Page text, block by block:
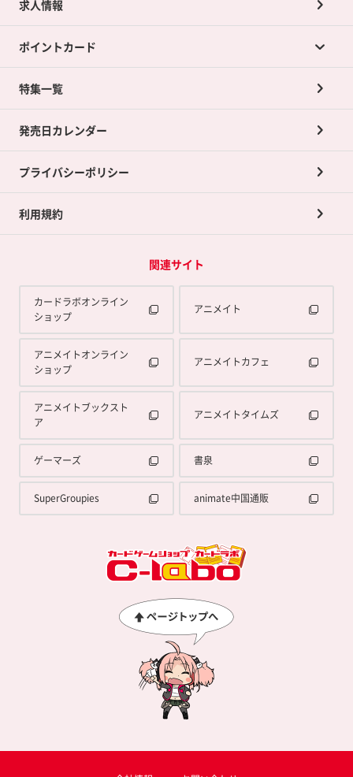
カードラボの買取サービスTOP
店舗買取について
ネット買取について
買取承諾書について
求人情報
ポイントカード
ポイントカードTOP
ポイント交換景品
特集一覧
発売日カレンダー
プライバシーポリシー
利用規約
関連サイト
カードラボオンライン
ショップ
アニメイト
アニメイトオンライン
ショップ
アニメイトカフェ
アニメイトブックスト
ア
アニメイトタイムズ
ゲーマーズ 書泉
SuperGroupies animate中国通販